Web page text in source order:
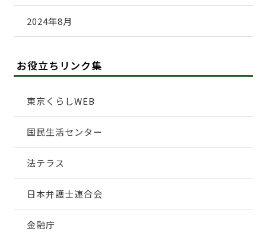
2024年8月
お役立ちリンク集
東京くらしWEB
国民生活センター
法テラス
日本弁護士連合会
金融庁